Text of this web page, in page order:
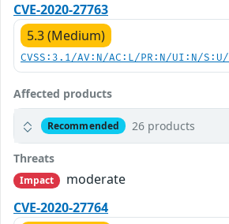
CVE-2020-27763
5.3 (Medium)
CVSS:3.1/AV:N/AC:L/PR:N/UI:N/
Affected products
Recommended 26 products
Threats
Impact
moderate
CVE-2020-27764